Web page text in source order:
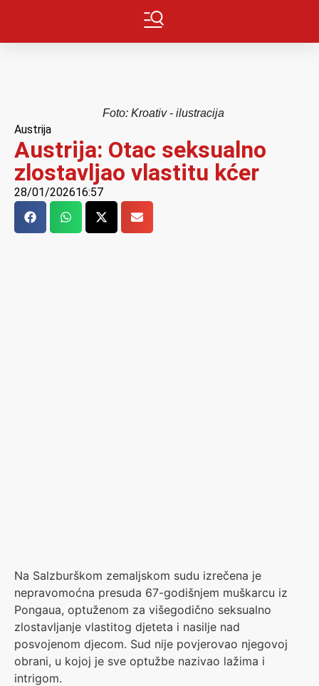
Foto: Kroativ - ilustracija
Austrija
Austrija: Otac seksualno
zlostavljao vlastitu kćer
28/01/202616:57
Na Salzburškom zemaljskom sudu izrečena je
nepravomoćna presuda 67-godišnjem muškarcu iz
Pongaua, optuženom za višegodično seksualno
zlostavljanje vlastitog djeteta i nasilje nad
posvojenom djecom. Sud nije povjerovao njegovoj
obrani, u kojoj je sve optužbe nazivao lažima i
intrigom.